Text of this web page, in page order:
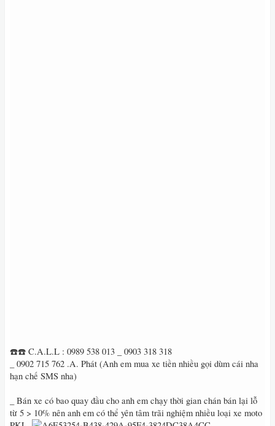
☎️☎️ C.A.L.L : 0989 538 013 _ 0903 318 318
_ 0902 715 762 .A. Phát (Anh em mua xe tiền nhiều gọi dùm cái nha
hạn chế SMS nha)
_ Bán xe có bao quay đầu cho anh em chạy thời gian chán bán lại lỗ
từ 5 > 10% nên anh em có thể yên tâm trãi nghiệm nhiều loại xe moto